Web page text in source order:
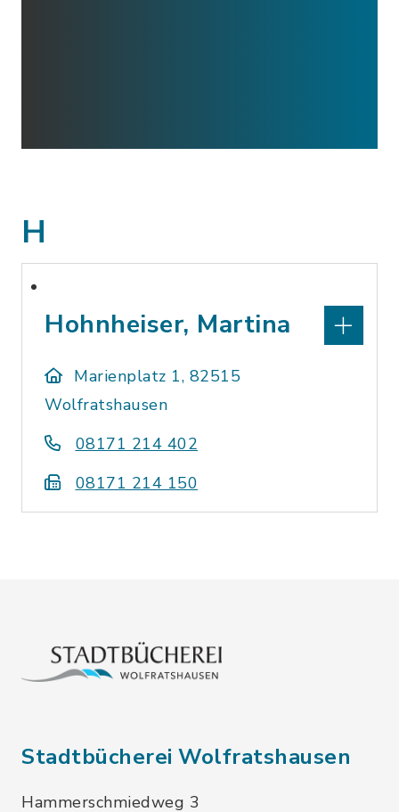
H
Hohnheiser, Martina
Marienplatz 1, 82515
Wolfratshausen
08171 214 402
08171 214 150
Stadtbücherei Wolfratshausen
Hammerschmiedweg 3